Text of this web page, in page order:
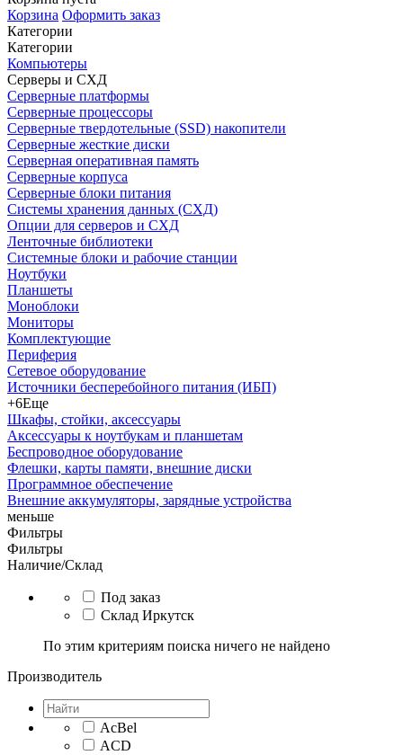
Корзина Оформить заказ
Категории
Категории
Компьютеры
Серверы и СХД
Серверные платформы
Серверные процессоры
Серверные твердотельные (SSD) накопители
Серверные жесткие диски
Серверная оперативная память
Серверные корпуса
Серверные блоки питания
Системы хранения данных (СХД)
Опции для серверов и СХД
Ленточные библиотеки
Системные блоки и рабочие станции
Ноутбуки
Планшеты
Моноблоки
Мониторы
Комплектующие
Периферия
Сетевое оборудование
Источники бесперебойного питания (ИБП)
+6Еще
Шкафы, стойки, аксессуары
Аксессуары к ноутбукам и планшетам
Беспроводное оборудование
Флешки, карты памяти, внешние диски
Программное обеспечение
Внешние аккумуляторы, зарядные устройства
меньше
Фильтры
Фильтры
Наличие/Склад
Под заказ
Склад Иркутск
По этим критериям поиска ничего не найдено
Производитель
AcBel
ACD